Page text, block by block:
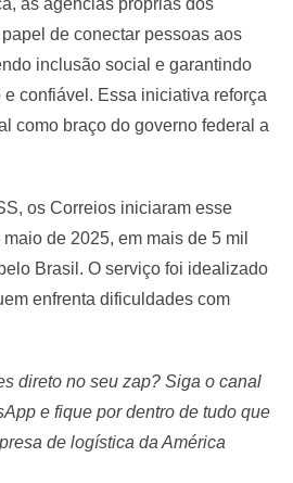
as agências próprias dos
de conectar pessoas aos
inclusão social e garantindo
confiável. Essa iniciativa reforça
como braço do governo federal a
os Correios iniciaram esse
de 2025, em mais de 5 mil
Brasil. O serviço foi idealizado
enfrenta dificuldades com
direto no seu zap? Siga o canal
e fique por dentro de tudo que
de logística da América